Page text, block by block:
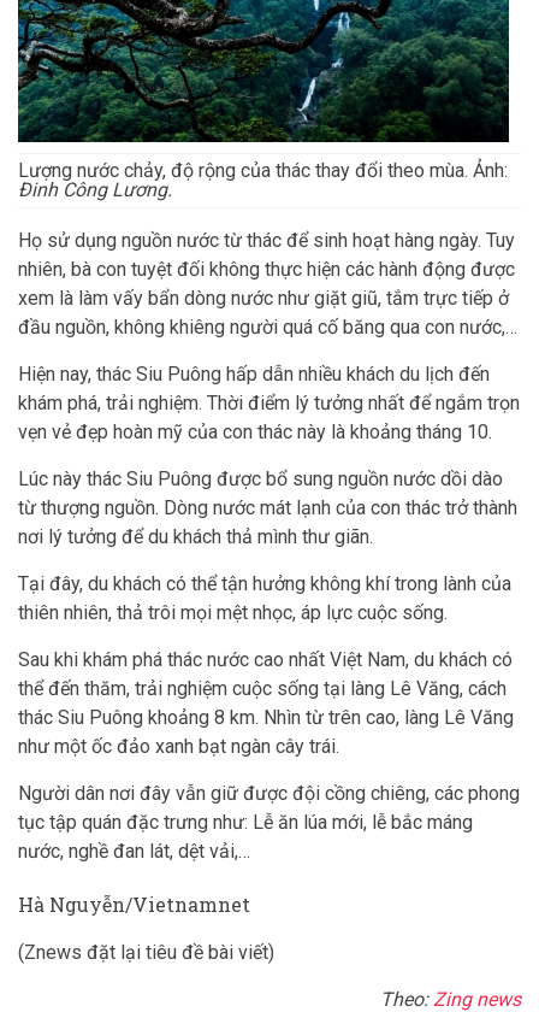
Lượng nước chảy, độ rộng của thác thay đổi theo mùa. Ảnh:
Đinh Công Lương.
Họ sử dụng nguồn nước từ thác để sinh hoạt hàng ngày. Tuy
nhiên, bà con tuyệt đối không thực hiện các hành động được
xem là làm vấy bẩn dòng nước như giặt giũ, tắm trực tiếp ở
đầu nguồn, không khiêng người quá cố băng qua con nước,…
Hiện nay, thác Siu Puông hấp dẫn nhiều khách du lịch đến
khám phá, trải nghiệm. Thời điểm lý tưởng nhất để ngắm trọn
vẹn vẻ đẹp hoàn mỹ của con thác này là khoảng tháng 10.
Lúc này thác Siu Puông được bổ sung nguồn nước dồi dào
từ thượng nguồn. Dòng nước mát lạnh của con thác trở thành
nơi lý tưởng để du khách thả mình thư giãn.
Tại đây, du khách có thể tận hưởng không khí trong lành của
thiên nhiên, thả trôi mọi mệt nhọc, áp lực cuộc sống.
Sau khi khám phá thác nước cao nhất Việt Nam, du khách có
thể đến thăm, trải nghiệm cuộc sống tại làng Lê Văng, cách
thác Siu Puông khoảng 8 km. Nhìn từ trên cao, làng Lê Văng
như một ốc đảo xanh bạt ngàn cây trái.
Người dân nơi đây vẫn giữ được đội cồng chiêng, các phong
tục tập quán đặc trưng như: Lễ ăn lúa mới, lễ bắc máng
nước, nghề đan lát, dệt vải,…
Hà Nguyễn/Vietnamnet
(Znews đặt lại tiêu đề bài viết)
Theo:Zing news